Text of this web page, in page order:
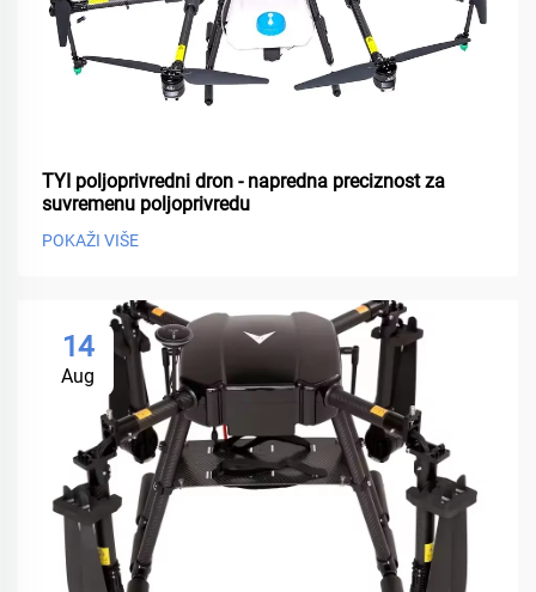
TYI poljoprivredni dron - napredna preciznost za
suvremenu poljoprivredu
POKAŽI VIŠE
14
Aug